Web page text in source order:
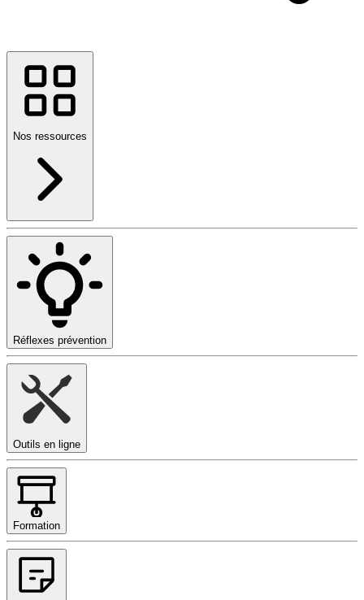
Nos ressources
Réflexes prévention
Outils en ligne
Formation